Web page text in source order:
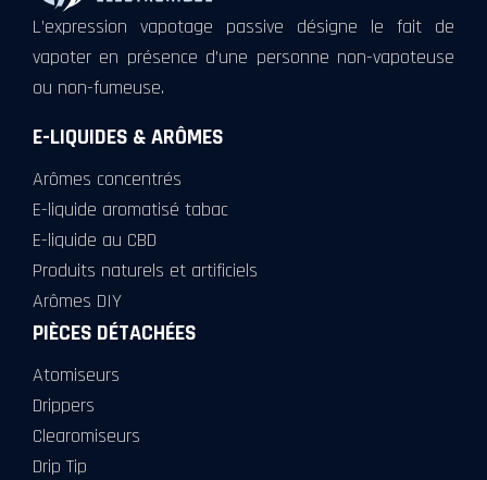
L’expression vapotage passive désigne le fait de
vapoter en présence d’une personne non-vapoteuse
ou non-fumeuse.
E-LIQUIDES & ARÔMES
Arômes concentrés
E-liquide aromatisé tabac
E-liquide au CBD
Produits naturels et artificiels
Arômes DIY
PIÈCES DÉTACHÉES
Atomiseurs
Drippers
Clearomiseurs
Drip Tip